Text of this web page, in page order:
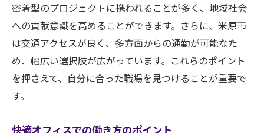
密着型のプロジェクトに携われることが多く、地域社会
への貢献意識を高めることができます。さらに、米原市
は交通アクセスが良く、多方面からの通勤が可能なた
め、幅広い選択肢が広がっています。これらのポイント
を押さえて、自分に合った職場を見つけることが重要で
す。
快適オフィスでの働き方のポイント